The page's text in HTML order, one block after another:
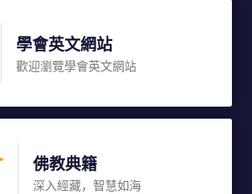
學會英文網站
歡迎瀏覽學會英文網站
佛教典籍
深入經藏，智慧如海